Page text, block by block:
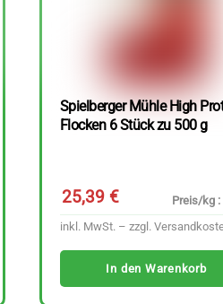
Spielberger Mühle High
Flocken 6 Stück zu 500 g
25,39 €
Preis/kg :
inkl. MwSt. – zzgl.
In den Warenkorb